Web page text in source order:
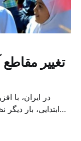
تغییر
در ایران، با
ابتدایی، بار
پیامدهای مثبتی